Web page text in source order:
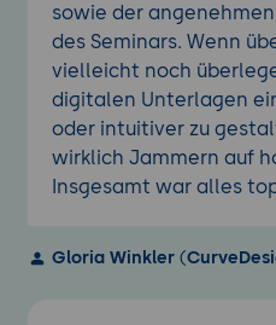
sowie der
des Seminars. Wenn
vielleicht noch
digitalen Unterlagen
oder intuitiver zu
wirklich Jammern auf
Insgesamt war alles
Gloria Winkler(